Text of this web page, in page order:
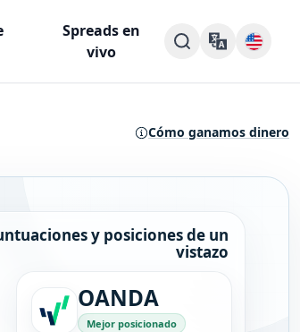
Spreads en
vivo
Cómo ganamos dinero
y posiciones de un
vistazo
OANDA
Mejor posicionado